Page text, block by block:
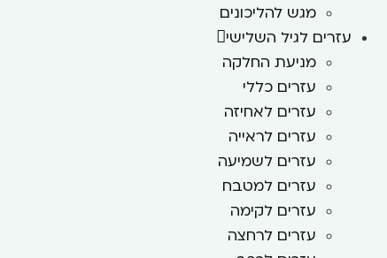
מגש להליכונים
עזרים לגיל השלישי
מניעת החלקה
עזרים כללי
עזרים לאחיזה
עזרים לראייה
עזרים לשמיעה
עזרים למטבח
עזרים לקימה
עזרים לרחצה